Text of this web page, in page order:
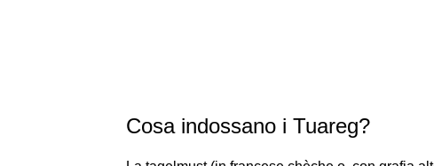
Cosa indossano i Tuareg?